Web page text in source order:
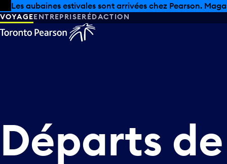
Skip to offers
Passer au contenu principal
Les aubaines estivales sont arrivées chez Pearson.
VOYAGEENTREPRISERÉDACTION
Départs de